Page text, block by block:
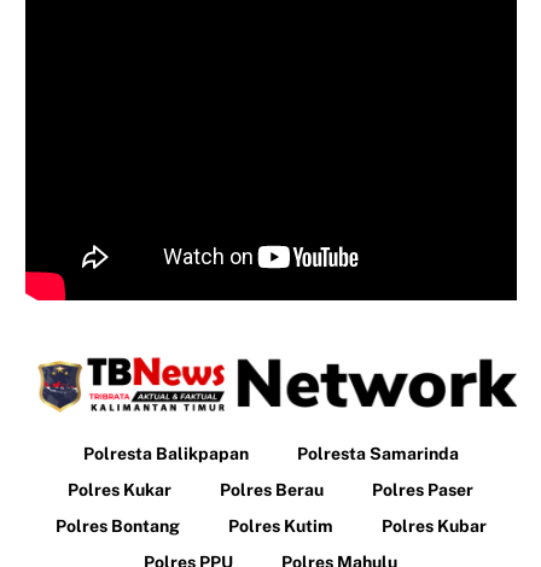
Polresta Balikpapan
Polresta Samarinda
Polres Kukar
Polres Berau
Polres Paser
Polres Bontang
Polres Kutim
Polres Kubar
Polres PPU
Polres Mahulu